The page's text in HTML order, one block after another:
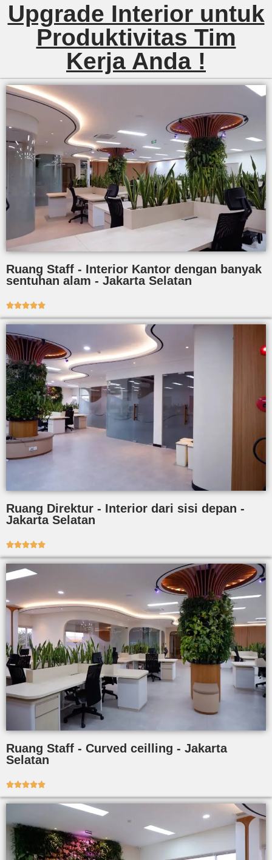
Upgrade Interior untuk
Produktivitas Tim
Kerja Anda !
Ruang Staff - Interior Kantor dengan banyak
sentuhan alam - Jakarta Selatan

Ruang Direktur - Interior dari sisi depan -
Jakarta Selatan

Ruang Staff - Curved ceilling - Jakarta
Selatan
